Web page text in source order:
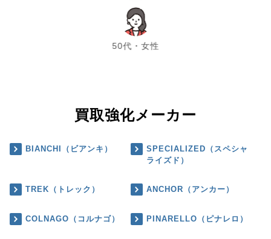
50代・女性
chevron_left chevron_right
買取強化メーカー
BIANCHI（ビアンキ）
SPECIALIZED（スペシャ
ライズド）
TREK（トレック） ANCHOR（アンカー）
COLNAGO（コルナゴ） PINARELLO（ピナレロ）